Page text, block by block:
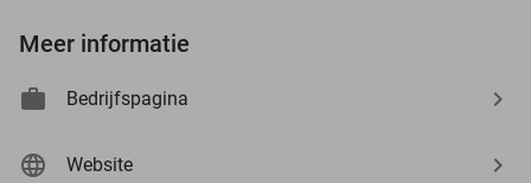
Meer informatie
Bedrijfspagina
Website